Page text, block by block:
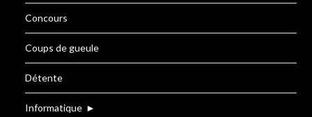
Concours
Coups de gueule
Détente
Informatique ►